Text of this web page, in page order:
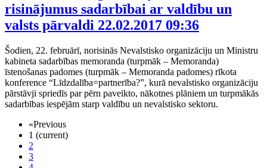
risinājumus sadarbībai ar valdību un
valsts pārvaldi 22.02.2017 09:36
Šodien, 22. februārī, norisinās Nevalstisko organizāciju un Ministru
kabineta sadarbības memoranda (turpmāk – Memoranda)
īstenošanas padomes (turpmāk – Memoranda padomes) rīkota
konference “Līdzdalība=partnerība?”, kurā nevalstisko organizāciju
pārstāvji spriedīs par pērn paveikto, nākotnes plāniem un turpmākās
sadarbības iespējām starp valdību un nevalstisko sektoru.
«Previous
1 (current)
2
3